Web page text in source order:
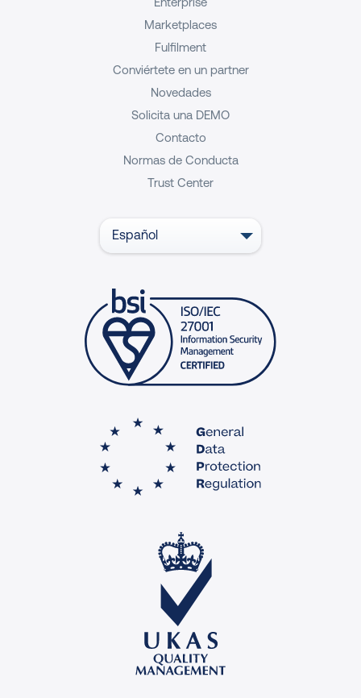
Marketplaces
Fulfilment
Conviértete en un partner
Novedades
Solicita una DEMO
Contacto
Normas de Conducta
Trust Center
Español